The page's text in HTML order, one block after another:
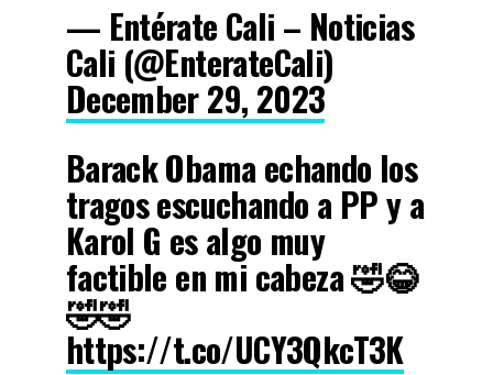
— Entérate Cali – Noticias
Cali (@EnterateCali)
December 29, 2023
Barack Obama echando los
tragos escuchando a PP y a
Karol G es algo muy
factible en mi cabeza 🤣😂
🤣🤣
https://t.co/UCY3QkcT3K